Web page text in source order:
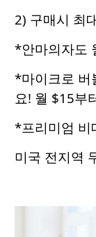
2) 구매시 최
*안마의자도
*마이크로 버
요! 월 $15부
*프리미엄 비
미국 전지역